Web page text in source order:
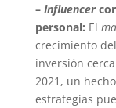
– Influencer
personal: El
crecimiento
inversión
2021, un
estrategias